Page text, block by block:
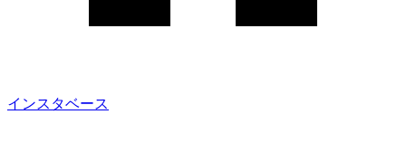
インスタベース